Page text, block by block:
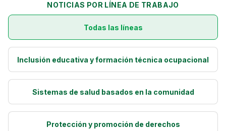
En Perú
Publicaciones
Caja de Herramientas
NOTICIAS POR LÍNEA DE TRABAJO
Todas las líneas
Inclusión educativa y formación técnica ocupacional
Sistemas de salud basados en la comunidad
Protección y promoción de derechos